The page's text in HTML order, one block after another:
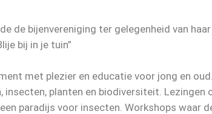
de bijenvereniging ter gelegenheid van
bij in je tuin”
met plezier en educatie voor jong en
insecten, planten en biodiversiteit. Lezingen
paradijs voor insecten. Workshops waar